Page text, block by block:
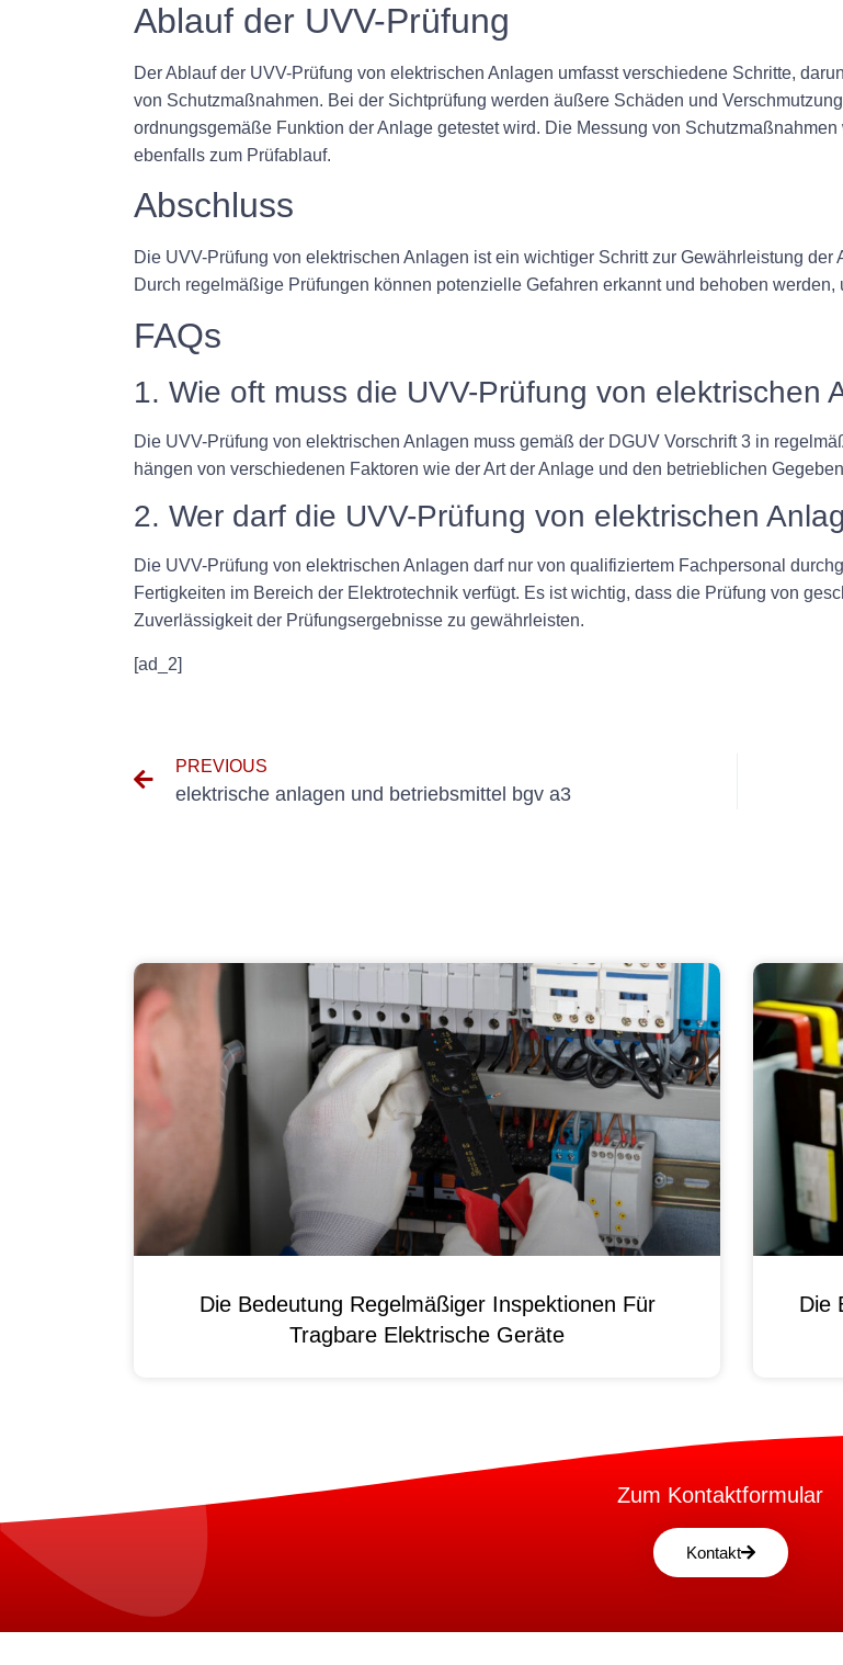
Ablauf der UVV-Prüfung
Der Ablauf der UVV-Prüfung von elektrischen Anlagen umfasst verschiedene Schritte,
von Schutzmaßnahmen. Bei der Sichtprüfung werden äußere Schäden und
ordnungsgemäße Funktion der Anlage getestet wird. Die Messung von
ebenfalls zum Prüfablauf.
Abschluss
Die UVV-Prüfung von elektrischen Anlagen ist ein wichtiger Schritt zur Gewährleistung
Durch regelmäßige Prüfungen können potenzielle Gefahren erkannt und behoben
FAQs
1. Wie oft muss die UVV-Prüfung von elektrischen
Die UVV-Prüfung von elektrischen Anlagen muss gemäß der DGUV Vorschrift 3 in
hängen von verschiedenen Faktoren wie der Art der Anlage und den betrieblichen
2. Wer darf die UVV-Prüfung von elektrischen
Die UVV-Prüfung von elektrischen Anlagen darf nur von qualifiziertem Fachpersonal
Fertigkeiten im Bereich der Elektrotechnik verfügt. Es ist wichtig, dass die Prüfung von
Zuverlässigkeit der Prüfungsergebnisse zu gewährleisten.
[ad_2]
PREVIOUS
elektrische anlagen und betriebsmittel bgv a3
Die Bedeutung Regelmäßiger Inspektionen Für
Tragbare Elektrische Geräte
Die
Zum Kontaktformular
Kontakt